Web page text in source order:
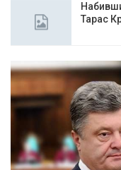
Тарас